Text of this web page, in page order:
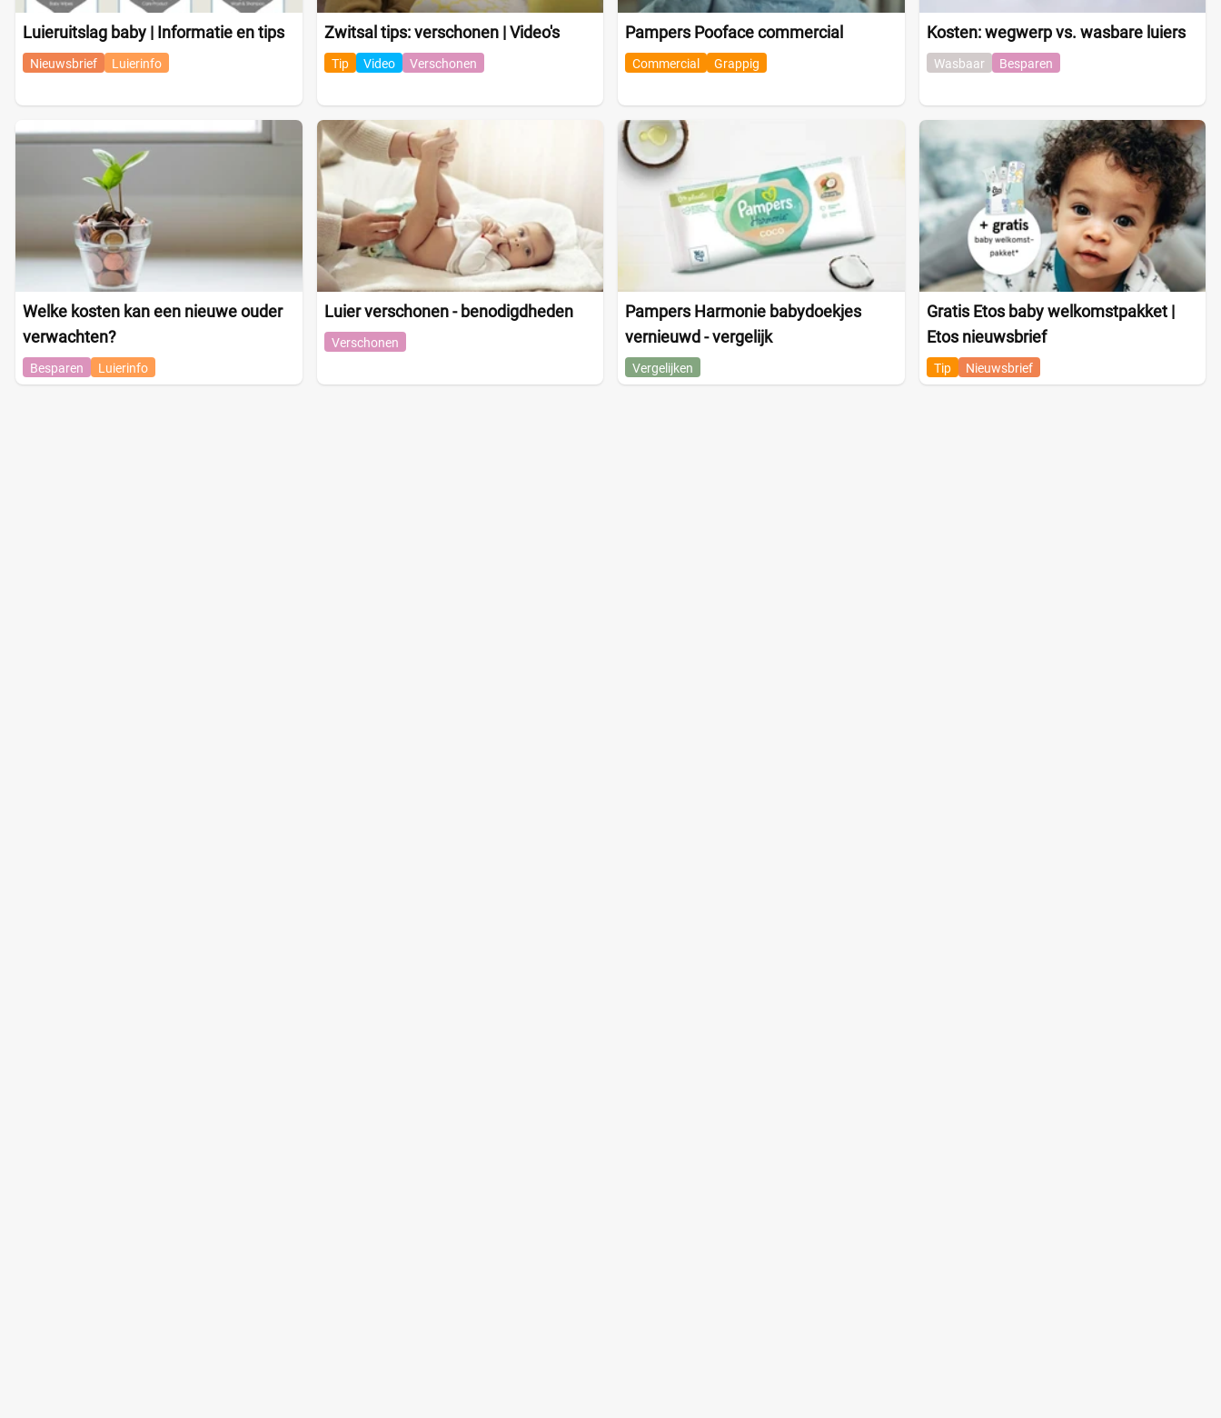
Luieruitslag baby | Informatie en tips
Nieuwsbrief Luierinfo
Zwitsal tips: verschonen | Video's
Tip Video Verschonen
Pampers Pooface commercial
Commercial Grappig
Kosten: wegwerp vs. wasbare luiers
Wasbaar Besparen
Welke kosten kan een nieuwe ouder
verwachten?
Besparen Luierinfo
Luier verschonen - benodigdheden
Verschonen
Pampers Harmonie babydoekjes
vernieuwd - vergelijk
Vergelijken
Gratis Etos baby welkomstpakket |
Etos nieuwsbrief
Tip Nieuwsbrief